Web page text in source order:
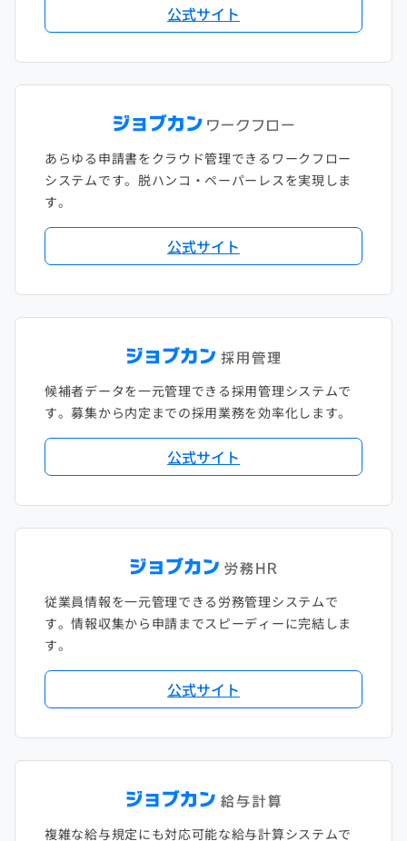
公式サイト
あらゆる申請書をクラウド管理できるワークフロー
システムです。脱ハンコ・ペーパーレスを実現しま
す。
公式サイト
候補者データを一元管理できる採用管理システムで
す。募集から内定までの採用業務を効率化します。
公式サイト
従業員情報を一元管理できる労務管理システムで
す。情報収集から申請までスピーディーに完結しま
す。
公式サイト
複雑な給与規定にも対応可能な給与計算システムで